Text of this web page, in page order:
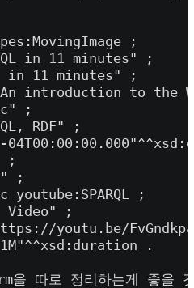
;
in 11 minutes" ;
in 11 minutes" ;
introduction to the
;
RDF" ;
;
;
youtube:SPARQL ;
Video" ;
youtu.be/
.
을 따로 정리하는게 좋을